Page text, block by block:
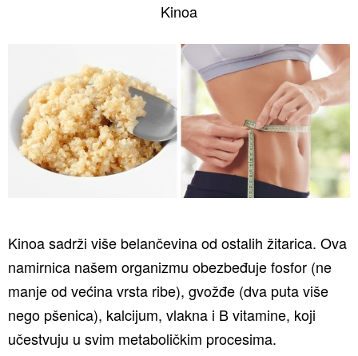
Kinoa
Kinoa sadrži više belančevina od ostalih žitarica. Ova
namirnica našem organizmu obezbeđuje fosfor (ne
manje od većina vrsta ribe), gvožđe (dva puta više
nego pšenica), kalcijum, vlakna i B vitamine, koji
učestvuju u svim metaboličkim procesima.